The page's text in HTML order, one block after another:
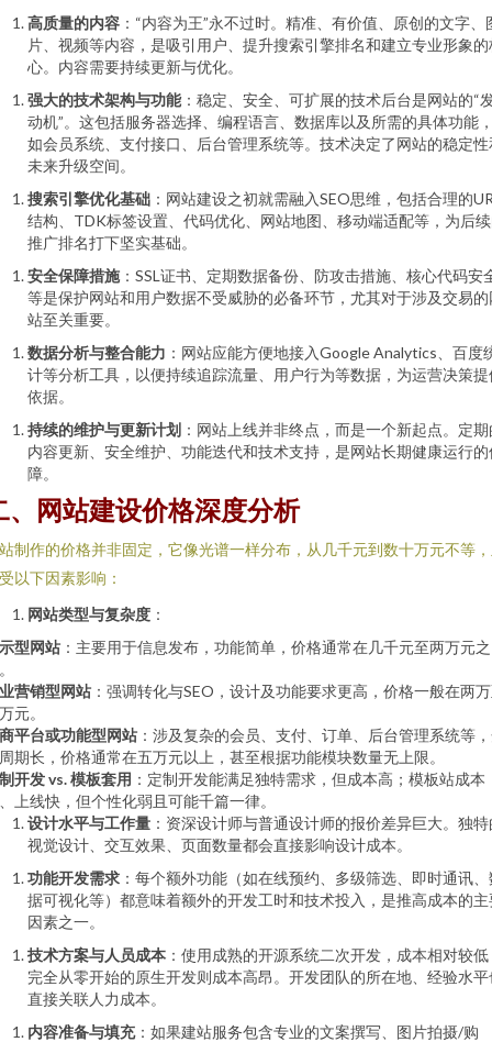
高质量的内容 ：“内容为王”永不过时。精准、有价值、原创的文字、
片、视频等内容，是吸引用户、提升搜索引擎排名和建立专业形象的
心。内容需要持续更新与优化。
强大的技术架构与功能：稳定、安全、可扩展的技术后台是网站的“
动机”。这包括服务器选择、编程语言、数据库以及所需的具体功能
如会员系统、支付接口、后台管理系统等。技术决定了网站的稳定性
未来升级空间。
搜索引擎优化基础 ：网站建设之初就需融入SEO思维，包括合理的
结构、TDK标签设置、代码优化、网站地图、移动端适配等，为后
推广排名打下坚实基础。
安全保障措施：SSL证书、定期数据备份、防攻击措施、核心代码安
等是保护网站和用户数据不受威胁的必备环节，尤其对于涉及交易的
站至关重要。
数据分析与整合能力 ：网站应能方便地接入Google Analytics、百度
计等分析工具，以便持续追踪流量、用户行为等数据，为运营决策提
依据。
持续的维护与更新计划 ：网站上线并非终点，而是一个新起点。定
内容更新、安全维护、功能迭代和技术支持，是网站长期健康运行的
障。
、网站建设价格深度分析
制作的价格并非固定，它像光谱一样分布，从几千元到数十万元不等
以下因素影响：
网站类型与复杂度 ：
型网站 ：主要用于信息发布，功能简单，价格通常在几千元至两万元之
营销型网站 ：强调转化与SEO，设计及功能要求更高，价格一般在两
元。
平台或功能型网站 ：涉及复杂的会员、支付、订单、后台管理系统等
期长，价格通常在五万元以上，甚至根据功能模块数量无上限。
开发 vs. 模板套用 ：定制开发能满足独特需求，但成本高；模板站成本
上线快，但个性化弱且可能千篇一律。
设计水平与工作量 ：资深设计师与普通设计师的报价差异巨大。独
视觉设计、交互效果、页面数量都会直接影响设计成本。
功能开发需求 ：每个额外功能（如在线预约、多级筛选、即时通讯、
据可视化等）都意味着额外的开发工时和技术投入，是推高成本的主
因素之一。
技术方案与人员成本 ：使用成熟的开源系统二次开发，成本相对较
完全从零开始的原生开发则成本高昂。开发团队的所在地、经验水平
直接关联人力成本。
内容准备与填充：如果建站服务包含专业的文案撰写、图片拍摄/购